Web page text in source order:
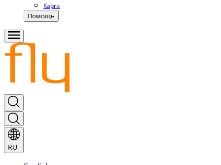
Карго
Помощь
RU